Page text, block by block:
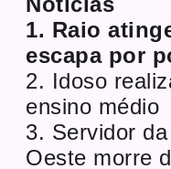
1. Raio
escapa por
2. Idoso
ensino médio
3. Servidor
Oeste morre